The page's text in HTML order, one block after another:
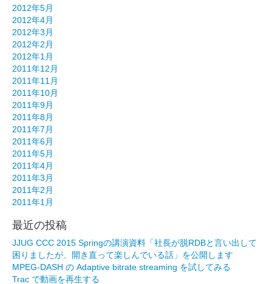
2012年5月
2012年4月
2012年3月
2012年2月
2012年1月
2011年12月
2011年11月
2011年10月
2011年9月
2011年8月
2011年7月
2011年6月
2011年5月
2011年4月
2011年3月
2011年2月
2011年1月
最近の投稿
JJUG CCC 2015 Springの講演資料「社長が脱RDBと言い出して
困りましたが、開き直って楽しんでいる話」を公開します
MPEG-DASH の Adaptive bitrate streaming を試してみる
Trac で動画を再生する